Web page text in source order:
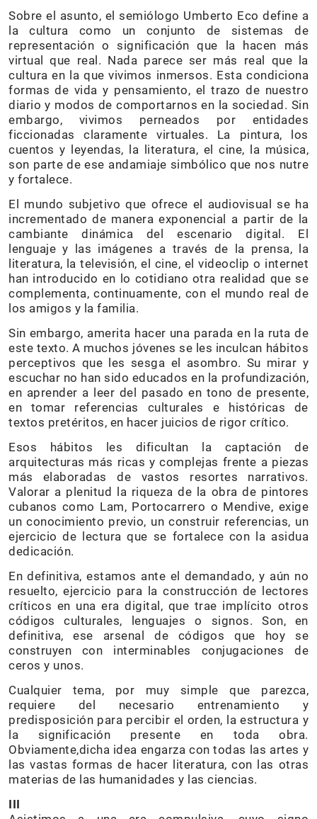
Sobre el asunto, el semiólogo Umberto Eco define a
la cultura como un conjunto de sistemas de
representación o significación que la hacen más
virtual que real. Nada parece ser más real que la
cultura en la que vivimos inmersos. Esta condiciona
formas de vida y pensamiento, el trazo de nuestro
diario y modos de comportarnos en la sociedad. Sin
embargo, vivimos perneados por entidades
ficcionadas claramente virtuales. La pintura, los
cuentos y leyendas, la literatura, el cine, la música,
son parte de ese andamiaje simbólico que nos nutre
y fortalece.
El mundo subjetivo que ofrece el audiovisual se ha
incrementado de manera exponencial a partir de la
cambiante dinámica del escenario digital. El
lenguaje y las imágenes a través de la prensa, la
literatura, la televisión, el cine, el videoclip o internet
han introducido en lo cotidiano otra realidad que se
complementa, continuamente, con el mundo real de
los amigos y la familia.
Sin embargo, amerita hacer una parada en la ruta de
este texto. A muchos jóvenes se les inculcan hábitos
perceptivos que les sesga el asombro. Su mirar y
escuchar no han sido educados en la profundización,
en aprender a leer del pasado en tono de presente,
en tomar referencias culturales e históricas de
textos pretéritos, en hacer juicios de rigor crítico.
Esos hábitos les dificultan la captación de
arquitecturas más ricas y complejas frente a piezas
más elaboradas de vastos resortes narrativos.
Valorar a plenitud la riqueza de la obra de pintores
cubanos como Lam, Portocarrero o Mendive, exige
un conocimiento previo, un construir referencias, un
ejercicio de lectura que se fortalece con la asidua
dedicación.
En definitiva, estamos ante el demandado, y aún no
resuelto, ejercicio para la construcción de lectores
críticos en una era digital, que trae implícito otros
códigos culturales, lenguajes o signos. Son, en
definitiva, ese arsenal de códigos que hoy se
construyen con interminables conjugaciones de
ceros y unos.
Cualquier tema, por muy simple que parezca,
requiere del necesario entrenamiento y
predisposición para percibir el orden, la estructura y
la significación presente en toda obra.
Obviamente,dicha idea engarza con todas las artes y
las vastas formas de hacer literatura, con las otras
materias de las humanidades y las ciencias.
III